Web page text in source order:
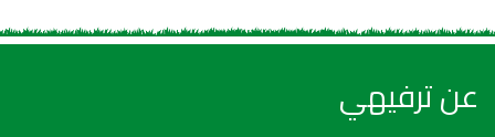
عن ترفيهي